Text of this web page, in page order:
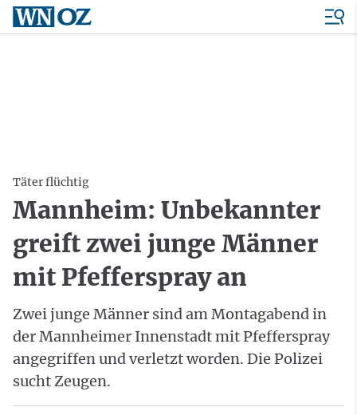
Täter flüchtig
Mannheim: Unbekannter
greift zwei junge Männer
mit Pfefferspray an
Zwei junge Männer sind am Montagabend in
der Mannheimer Innenstadt mit Pfefferspray
angegriffen und verletzt worden. Die Polizei
sucht Zeugen.